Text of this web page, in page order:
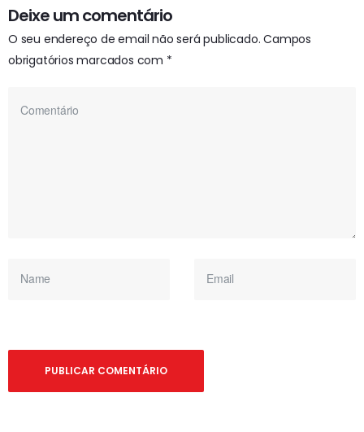
Deixe um comentário
O seu endereço de email não será publicado. Campos
obrigatórios marcados com *